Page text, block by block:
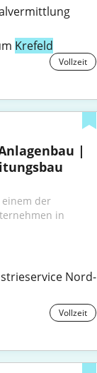
Krefeld
Vollzeit
|
einem der
in
Nord-
Vollzeit